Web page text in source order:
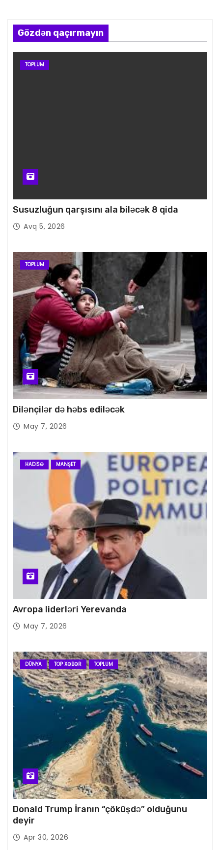
Gözdən qaçırmayın
TOPLUM
Susuzluğun qarşısını ala biləcək 8 qida
Avq 5, 2026
TOPLUM
Dilənçilər də həbs ediləcək
May 7, 2026
HADISƏ MANŞET
Avropa liderləri Yerevanda
May 7, 2026
DÜNYA TOP XƏBƏR TOPLUM
Donald Trump İranın “çöküşdə” olduğunu
deyir
Apr 30, 2026